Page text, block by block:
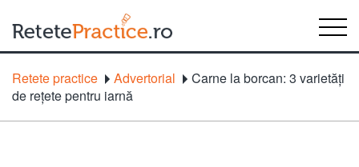
Retete practice Advertorial
Carne la borcan: 3 varietăți
de rețete pentru iarnă